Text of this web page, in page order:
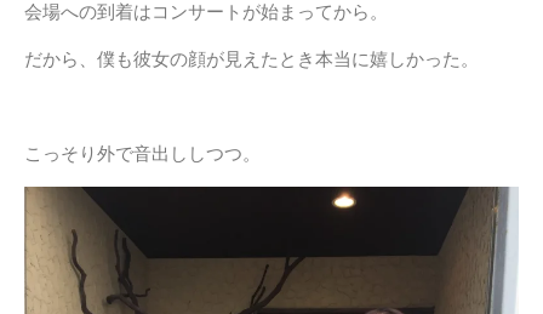
会場への到着はコンサートが始まってから。
だから、僕も彼女の顔が見えたとき本当に嬉しかった。
こっそり外で音出ししつつ。